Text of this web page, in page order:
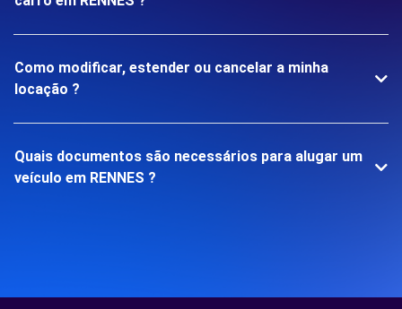
Como modificar, estender ou cancelar a minha
locação ?
Quais documentos são necessários para alugar um
veículo em RENNES ?